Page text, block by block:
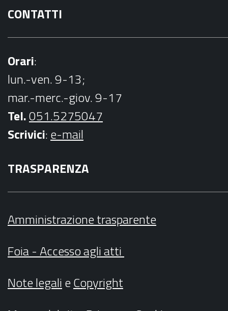
CONTATTI
Orari:
lun.-ven. 9-13;
mar.-merc.-giov. 9-17
Tel.051.5275047
Scrivici:e-mail
TRASPARENZA
Amministrazione trasparente
Foia - Accesso agli atti
Note legalieCopyright